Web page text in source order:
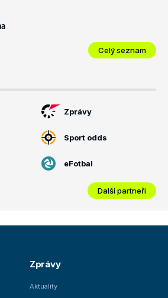
Celý seznam
Zprávy
Sport odds
eFotbal
Další partneři
Zprávy
Aktuality